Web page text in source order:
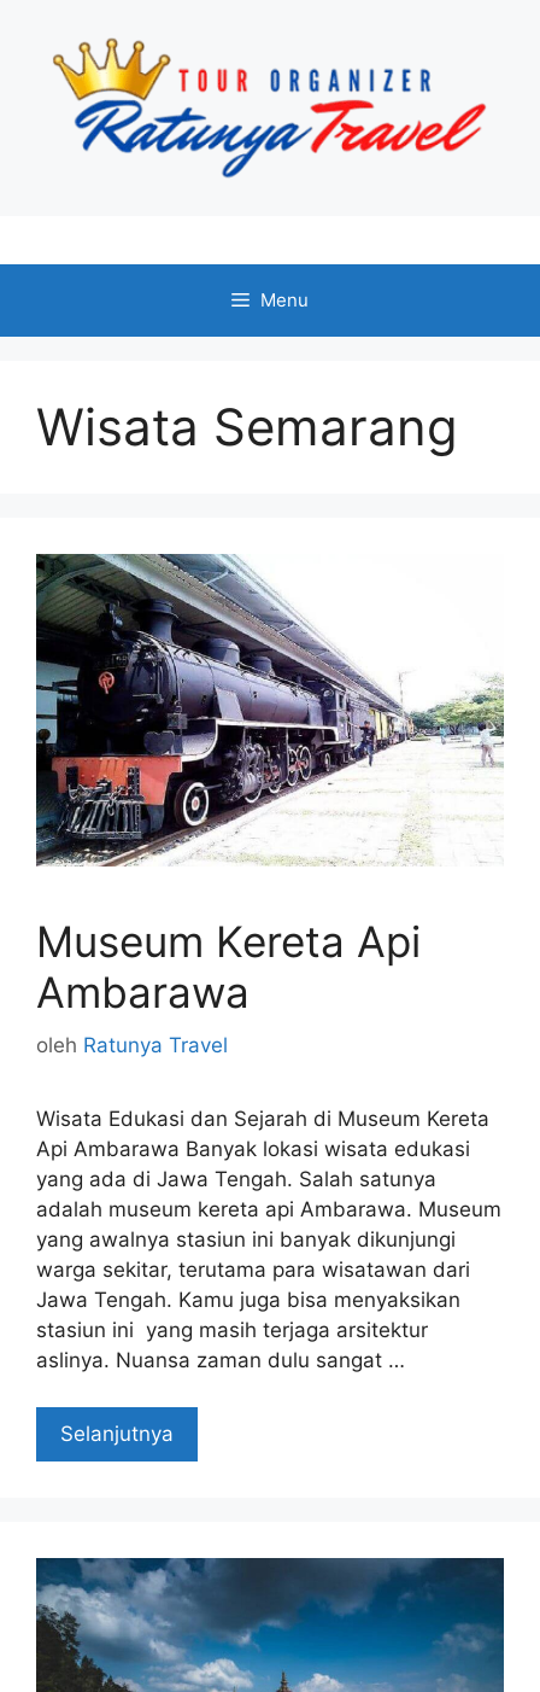
Menu
Wisata Semarang
Museum Kereta Api
Ambarawa
oleh Ratunya Travel
Wisata Edukasi dan Sejarah di Museum Kereta
Api Ambarawa Banyak lokasi wisata edukasi
yang ada di Jawa Tengah. Salah satunya
adalah museum kereta api Ambarawa. Museum
yang awalnya stasiun ini banyak dikunjungi
warga sekitar, terutama para wisatawan dari
Jawa Tengah. Kamu juga bisa menyaksikan
stasiun ini yang masih terjaga arsitektur
aslinya. Nuansa zaman dulu sangat …
Selanjutnya